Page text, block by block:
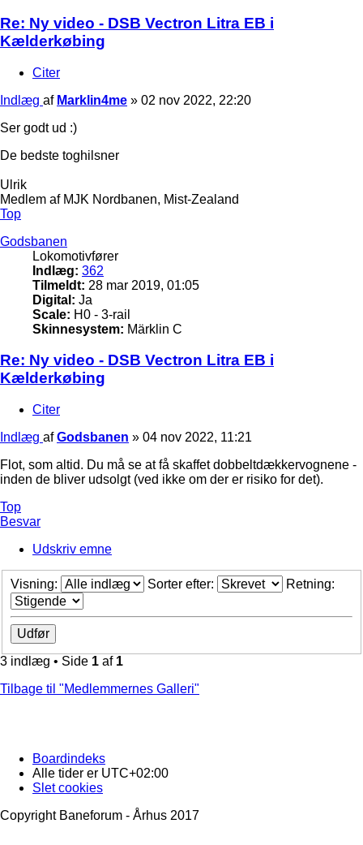
Re: Ny video - DSB Vectron Litra EB i
Kælderkøbing
Citer
Indlæg af Marklin4me » 02 nov 2022, 22:20
Ser godt ud :)
De bedste toghilsner
Ulrik
Medlem af MJK Nordbanen, Mist-Zealand
Top
Godsbanen
Lokomotivfører
Indlæg: 362
Tilmeldt: 28 mar 2019, 01:05
Digital: Ja
Scale: H0 - 3-rail
Skinnesystem: Märklin C
Re: Ny video - DSB Vectron Litra EB i
Kælderkøbing
Citer
Indlæg afGodsbanen » 04 nov 2022, 11:21
Flot, som altid. Du må se at få skaffet dobbeltdækkervognene -
inden de bliver udsolgt (ved ikke om der er risiko for det).
Top
Besvar
Udskriv emne
Visning: Sorter efter: Retning:
3 indlæg • Side 1 af 1
Tilbage til "Medlemmernes Galleri"
Boardindeks
Alle tider er UTC+02:00
Slet cookies
Copyright Baneforum - Århus 2017